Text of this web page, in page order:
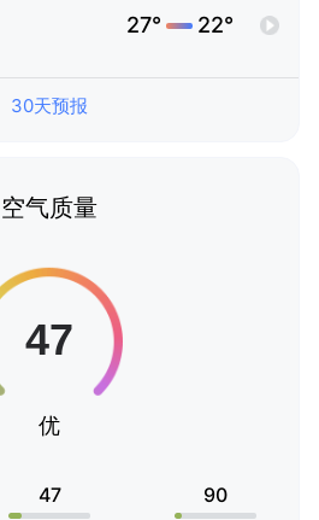
27° 22°
30天预报
空气质量
优
47 90